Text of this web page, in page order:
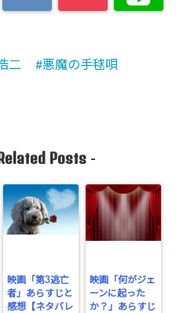
二
悪魔の手毬唄
Posts-
映画「第3逃亡
者」あらすじと
感想【ネタバレ
映画「何がジェ
ーンに起った
か？」あらすじ